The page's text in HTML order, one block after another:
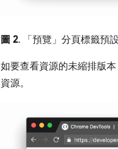
圖 2. 「預覽」 分頁標籤預
如要查看資源的未縮排版本
資源。